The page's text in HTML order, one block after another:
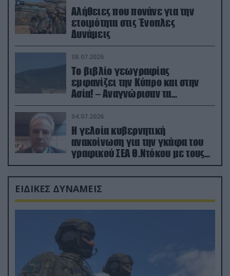
Αλήθειες που πονάνε για την
ετοιμότητα στις Ένοπλες
Δυνάμεις
08.07.2026
Το βιβλίο γεωγραφίας
εμφανίζει την Κύπρο και στην
Ασία! – Αναγνώρισαν τα
κατεχόμενα; (φωτο)
04.07.2026
Η γελοία κυβερνητική
ανακοίνωση για την γκάφα του
γραφικού ΣΕΑ Θ.Ντόκου με τους
Ρώσους φαρσέρ
ΕΙΔΙΚΕΣ ΔΥΝΑΜΕΙΣ